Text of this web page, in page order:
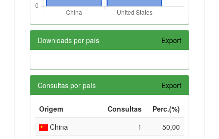
Downloads por país Export
Consultas por país Export
Origem Consultas
Perc.(%)
China
1
50,00